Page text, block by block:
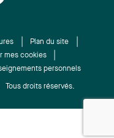
Plan du site
mes cookies
personnels
Tous droits réservés.